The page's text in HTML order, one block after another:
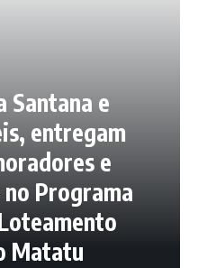
Santana e
entregam
e
Programa
Matatu